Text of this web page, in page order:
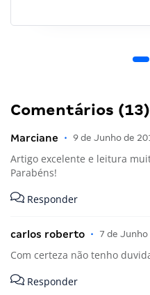
Comentários (13)
Marciane • 9 de Junho de
Artigo excelente e leitura
Parabéns!
Responder
carlos roberto • 7 de Junho
Com certeza não tenho
Responder